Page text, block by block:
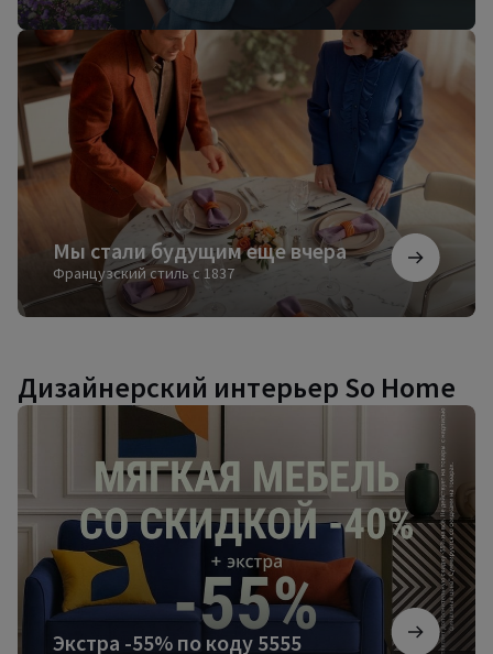
Мы стали будущим еще вчера
Французский стиль с 1837
Мы
стали
будущим
еще
вчера
Дизайнерский интерьер So Home
Экстра -55% по коду 5555
Экстра
5555